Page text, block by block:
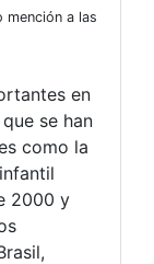
mención a las
en
se han
como la
2000 y